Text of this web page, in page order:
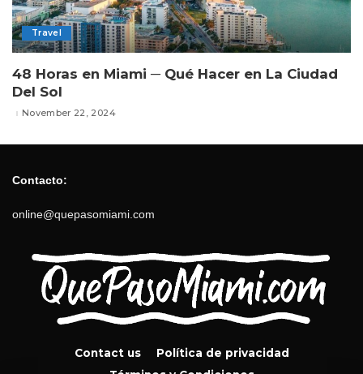
Travel
48 Horas en Miami ─ Qué Hacer en La Ciudad
Del Sol
November 22, 2024
Contacto:
online@quepasomiami.com
Contact us
Política de privacidad